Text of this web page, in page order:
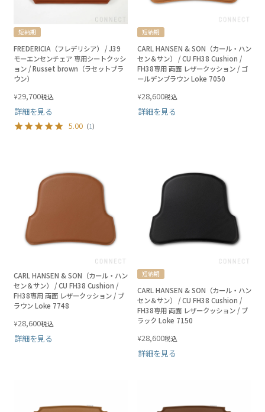
短納期
FREDERICIA（フレデリシア） / J39
モーエンセンチェア 専用シートクッシ
ョン / Russet brown（ラセットブラ
ウン）
¥29,700税込
詳細を見る
5.00 （1）
短納期
CARL HANSEN & SON（カール・ハン
セン＆サン） / CU FH38 Cushion /
FH38専用 両面 レザークッション / ゴ
ールデンブラウン Loke 7050
¥28,600税込
詳細を見る
CARL HANSEN & SON（カール・ハン
セン＆サン） / CU FH38 Cushion /
FH38専用 両面 レザークッション / ブ
ラウン Loke 7748
¥28,600税込
詳細を見る
短納期
CARL HANSEN & SON（カール・ハン
セン＆サン） / CU FH38 Cushion /
FH38専用 両面 レザークッション / ブ
ラック Loke 7150
¥28,600税込
詳細を見る